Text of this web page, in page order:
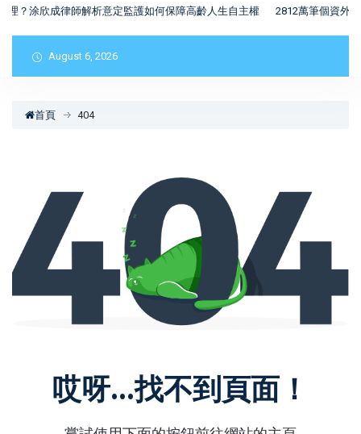
理？涂欣成律師解析意定監護如何保障高齡人生自主權 2812萬筆個資外
August 6, 2026
首頁 404
哎呀...找不到頁面！